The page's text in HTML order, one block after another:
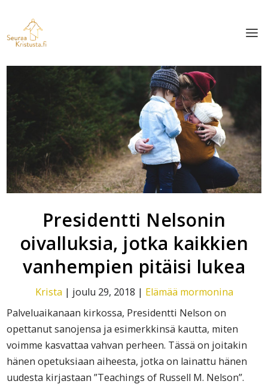
Presidentti Nelsonin
oivalluksia, jotka kaikkien
vanhempien pitäisi lukea
Krista | joulu 29, 2018 | Elämää mormonina
Palveluaikanaan kirkossa, Presidentti Nelson on
opettanut sanojensa ja esimerkkinsä kautta, miten
voimme kasvattaa vahvan perheen. Tässä on joitakin
hänen opetuksiaan aiheesta, jotka on lainattu hänen
uudesta kirjastaan ”Teachings of Russell M. Nelson”.